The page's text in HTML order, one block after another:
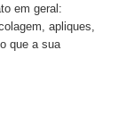
em geral:
apliques,
que a sua